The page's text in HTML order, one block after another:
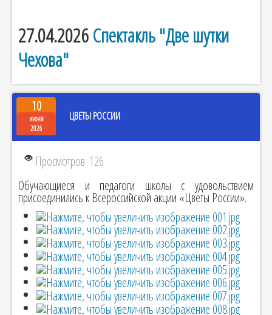
27.04.2026Спектакль "Две шутки
Чехова"
10
июня
2026
ЦВЕТЫ РОССИИ
Просмотров: 126
Обучающиеся и педагоги школы с удовольствием
присоединились к Всероссийской акции «Цветы России».